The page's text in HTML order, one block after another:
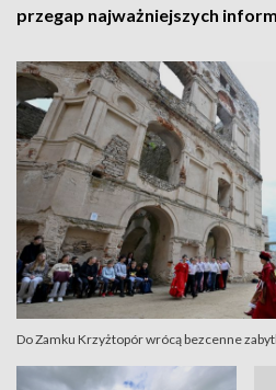
przegap najważniejszych
Do Zamku Krzyżtopór wrócą bezcenne